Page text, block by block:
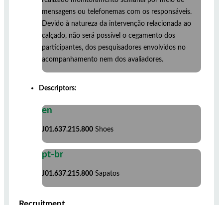
mensagens ou telefonemas com os responsáveis.
Devido à natureza da intervenção relacionada ao
calçado, não será possível o cegamento dos
participantes, dos pesquisadores envolvidos no
acompanhamento nem dos avaliadores.
Descriptors:
en
J01.637.215.800 Shoes
pt-br
J01.637.215.800 Sapatos